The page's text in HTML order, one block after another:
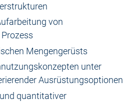
von
Mengengerüsts
unter
Ausrüstungsoptionen
quantitativer